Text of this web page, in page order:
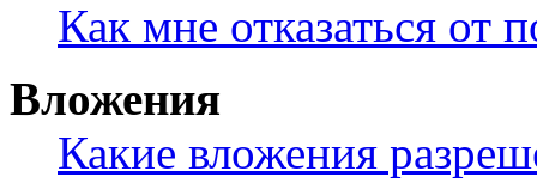
Как мне отказаться от
Вложения
Какие вложения